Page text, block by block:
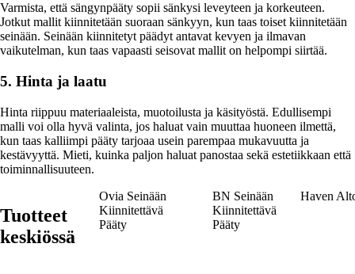
Varmista, että sängynpääty sopii sänkysi leveyteen ja korkeuteen.
Jotkut mallit kiinnitetään suoraan sänkyyn, kun taas toiset kiinnitetään
seinään. Seinään kiinnitetyt päädyt antavat kevyen ja ilmavan
vaikutelman, kun taas vapaasti seisovat mallit on helpompi siirtää.
5. Hinta ja laatu
Hinta riippuu materiaaleista, muotoilusta ja käsityöstä. Edullisempi
malli voi olla hyvä valinta, jos haluat vain muuttaa huoneen ilmettä,
kun taas kalliimpi pääty tarjoaa usein parempaa mukavuutta ja
kestävyyttä. Mieti, kuinka paljon haluat panostaa sekä estetiikkaan että
toiminnallisuuteen.
Tuotteet
keskiössä
Ovia Seinään
Kiinnitettävä
Pääty
BN Seinään
Kiinnitettävä
Pääty
Haven